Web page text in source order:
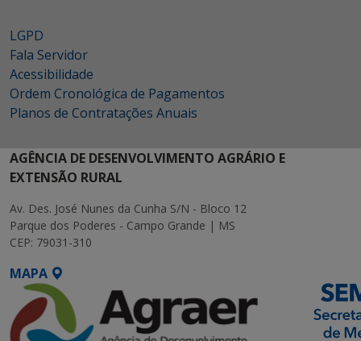
LGPD
Fala Servidor
Acessibilidade
Ordem Cronológica de Pagamentos
Planos de Contratações Anuais
AGÊNCIA DE DESENVOLVIMENTO AGRÁRIO E
EXTENSÃO RURAL
Av. Des. José Nunes da Cunha S/N - Bloco 12
Parque dos Poderes - Campo Grande | MS
CEP: 79031-310
MAPA